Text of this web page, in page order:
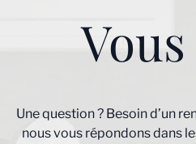
Une question ? Besoin d’un
nous vous répondons dans